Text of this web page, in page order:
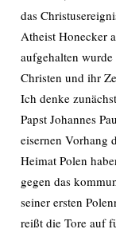
das
Atheist Honecker
aufgehalten
Christen und ihr
Ich denke
Papst Johannes
eisernen Vorhang
Heimat Polen
gegen das
seiner ersten
reißt die Tore auf